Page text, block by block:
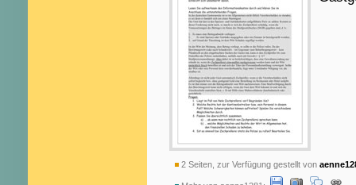
2 Seiten, zur Verfügung gestellt von